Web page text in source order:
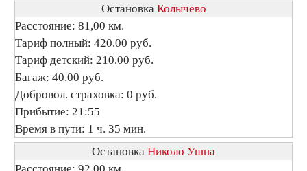
Остановка Колычево
Расстояние: 81,00 км.
Тариф полный: 420.00 руб.
Тариф детский: 210.00 руб.
Багаж: 40.00 руб.
Добровол. страховка: 0 руб.
Прибытие: 21:55
Время в пути: 1 ч. 35 мин.
Остановка Николо Ушна